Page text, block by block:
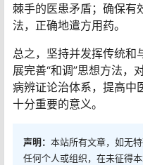
棘手的医患矛盾；确保有
法，正确地遣方用药。
总之，坚持并发挥传统和
展完善“和调”思想方法，
病辨证论治体系，提高中
十分重要的意义。
声明： 本站所有文章，如无
任何个人或组织，在未征得